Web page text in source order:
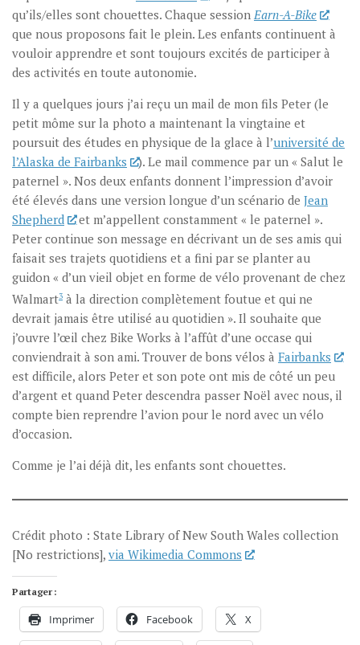
qu’ils/elles sont chouettes. Chaque sessionEarn-A-Bike
que nous proposons fait le plein. Les enfants continuent à
vouloir apprendre et sont toujours excités de participer à
des activités en toute autonomie.
Il y a quelques jours j’ai reçu un mail de mon fils Peter (le
petit môme sur la photo a maintenant la vingtaine et
poursuit des études en physique de la glace à l’université de
l’Alaska de Fairbanks
). Le mail commence par un « Salut le
paternel ». Nos deux enfants donnent l’impression d’avoir
été élevés dans une version longue d’un scénario de Jean
Shepherd
et m’appellent constamment « le paternel ».
Peter continue son message en décrivant un de ses amis qui
faisait ses trajets quotidiens et a fini par se planter au
guidon « d’un vieil objet en forme de vélo provenant de chez
Walmart3 à la direction complètement foutue et qui ne
devrait jamais être utilisé au quotidien ». Il souhaite que
j’ouvre l’œil chez Bike Works à l’affût d’une occase qui
conviendrait à son ami. Trouver de bons vélos à Fairbanks
est difficile, alors Peter et son pote ont mis de côté un peu
d’argent et quand Peter descendra passer Noël avec nous, il
compte bien reprendre l’avion pour le nord avec un vélo
d’occasion.
Comme je l’ai déjà dit, les enfants sont chouettes.
Crédit photo : State Library of New South Wales collection
[No restrictions], via Wikimedia Commons
Partager :
Imprimer Facebook X